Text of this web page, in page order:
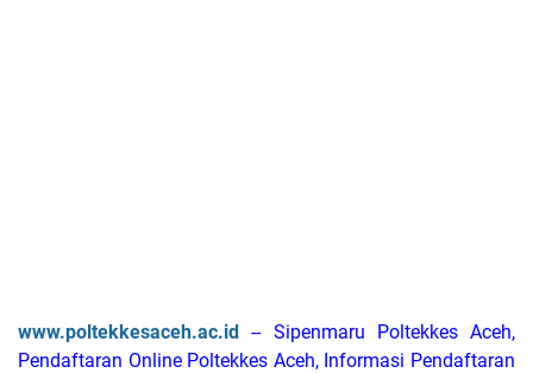
www.poltekkesaceh.ac.id -- Sipenmaru Poltekkes Aceh,
Pendaftaran Online Poltekkes Aceh, Informasi Pendaftaran